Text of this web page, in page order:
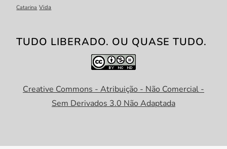
Catarina Vida
TUDO LIBERADO. OU QUASE TUDO.
Creative Commons - Atribuição - Não Comercial -
Sem Derivados 3.0 Não Adaptada